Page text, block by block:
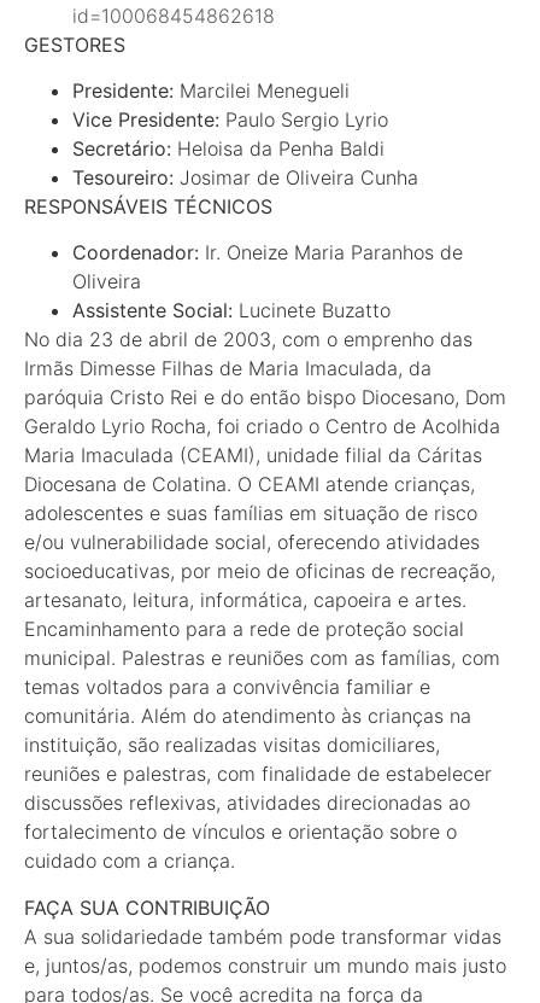
id=100068454862618
GESTORES
Presidente: Marcilei Menegueli
Vice Presidente: Paulo Sergio Lyrio
Secretário: Heloisa da Penha Baldi
Tesoureiro: Josimar de Oliveira Cunha
RESPONSÁVEIS TÉCNICOS
Coordenador: Ir. Oneize Maria Paranhos de
Oliveira
Assistente Social: Lucinete Buzatto
No dia 23 de abril de 2003, com o emprenho das
Irmãs Dimesse Filhas de Maria Imaculada, da
paróquia Cristo Rei e do então bispo Diocesano, Dom
Geraldo Lyrio Rocha, foi criado o Centro de Acolhida
Maria Imaculada (CEAMI), unidade filial da Cáritas
Diocesana de Colatina. O CEAMI atende crianças,
adolescentes e suas famílias em situação de risco
e/ou vulnerabilidade social, oferecendo atividades
socioeducativas, por meio de oficinas de recreação,
artesanato, leitura, informática, capoeira e artes.
Encaminhamento para a rede de proteção social
municipal. Palestras e reuniões com as famílias, com
temas voltados para a convivência familiar e
comunitária. Além do atendimento às crianças na
instituição, são realizadas visitas domiciliares,
reuniões e palestras, com finalidade de estabelecer
discussões reflexivas, atividades direcionadas ao
fortalecimento de vínculos e orientação sobre o
cuidado com a criança.
FAÇA SUA CONTRIBUIÇÃO
A sua solidariedade também pode transformar vidas
e, juntos/as, podemos construir um mundo mais justo
para todos/as. Se você acredita na força da